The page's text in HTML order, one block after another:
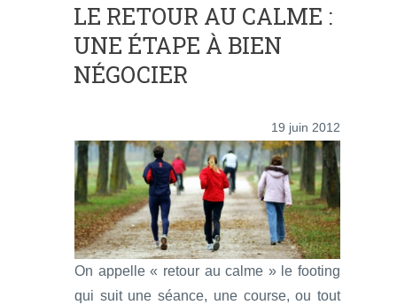
LE RETOUR AU CALME :
UNE ÉTAPE À BIEN
NÉGOCIER
19 juin 2012
On appelle « retour au calme » le footing
qui suit une séance, une course, ou tout